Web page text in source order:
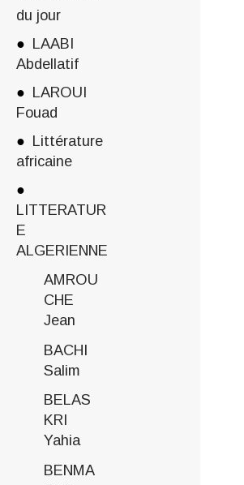
du jour
LAABI
Abdellatif
LAROUI
Fouad
Littérature
africaine
LITTERATUR
E
ALGERIENNE
AMROU
CHE
Jean
BACHI
Salim
BELAS
KRI
Yahia
BENMA